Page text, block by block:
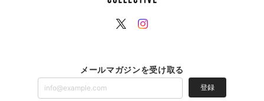
メールマガジンを受け取る
登録